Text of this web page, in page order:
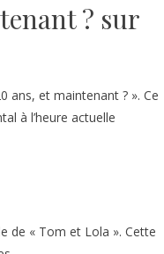
? sur
ans, et maintenant ? ». Ce
à l’heure actuelle
de « Tom et Lola ». Cette